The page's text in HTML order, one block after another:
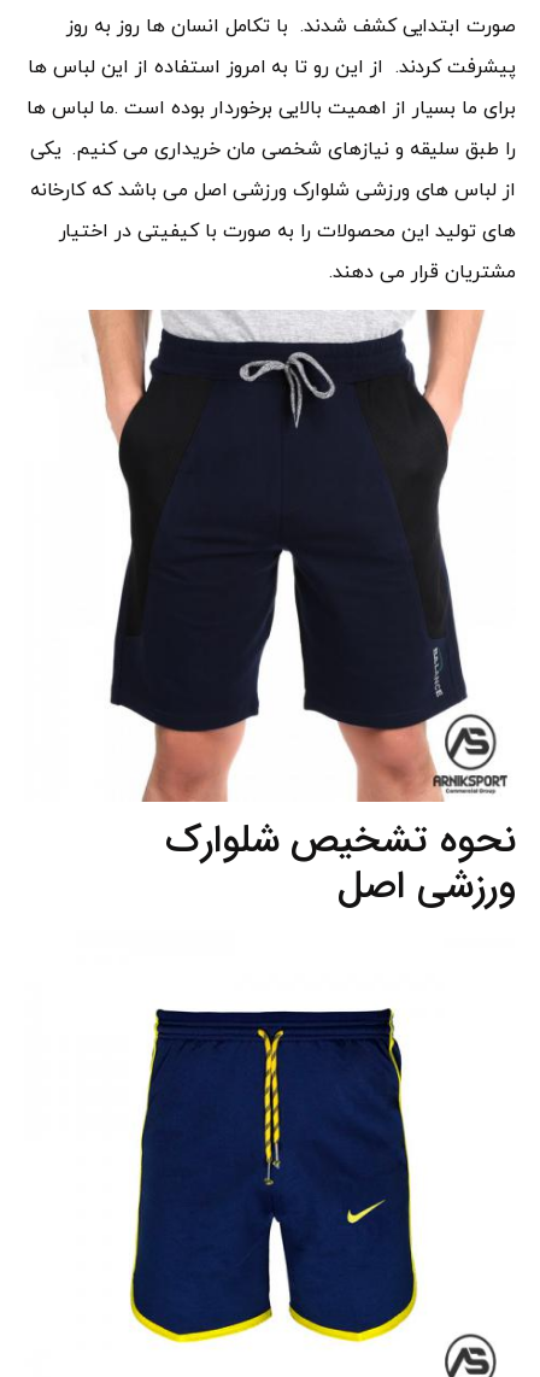
صورت ابتدایی کشف شدند. با تکامل انسان ها روز به روز
پیشرفت کردند. از این رو تا به امروز استفاده از این لباس ها
برای ما بسیار از اهمیت بالایی برخوردار بوده است .ما لباس ها
را طبق سلیقه و نیازهای شخصی مان خریداری می کنیم. یکی
از لباس های ورزشی شلوارک ورزشی اصل می باشد که کارخانه
های تولید این محصولات را به صورت با کیفیتی در اختیار
مشتریان قرار می دهند.
نحوه تشخیص شلوارک
ورزشی اصل